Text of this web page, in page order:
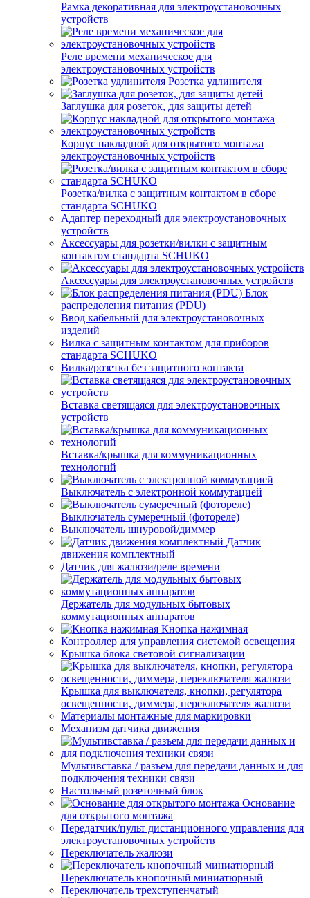
Рамка декоративная для электроустановочных
устройств
Реле времени механическое для
электроустановочных устройств
Розетка удлинителя
Заглушка для розеток, для защиты детей
Корпус накладной для открытого монтажа
электроустановочных устройств
Розетка/вилка с защитным контактом в сборе
стандарта SCHUKO
Адаптер переходный для электроустановочных
устройств
Аксессуары для розетки/вилки с защитным
контактом стандарта SCHUKO
Аксессуары для электроустановочных устройств
Блок
распределения питания (PDU)
Ввод кабельный для электроустановочных
изделий
Вилка с защитным контактом для приборов
стандарта SCHUKO
Вилка/розетка без защитного контакта
Вставка светящаяся для электроустановочных
устройств
Вставка/крышка для коммуникационных
технологий
Выключатель с электронной коммутацией
Выключатель сумеречный (фотореле)
Выключатель шнуровой/диммер
Датчик
движения комплектный
Датчик для жалюзи/реле времени
Держатель для модульных бытовых
коммутационных аппаратов
Кнопка нажимная
Контроллер для управления системой освещения
Крышка блока световой сигнализации
Крышка для выключателя, кнопки, регулятора
освещенности, диммера, переключателя жалюзи
Материалы монтажные для маркировки
Механизм датчика движения
Мультивставка / разъем для передачи данных и для
подключения техники связи
Настольный розеточный блок
Основание
для открытого монтажа
Передатчик/пульт дистанционного управления для
электроустановочных устройств
Переключатель жалюзи
Переключатель кнопочный миниатюрный
Переключатель трехступенчатый